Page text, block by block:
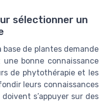
sélectionner un
de plantes demande
bonne connaissance
de phytothérapie et les
leurs connaissances
s’appuyer sur des